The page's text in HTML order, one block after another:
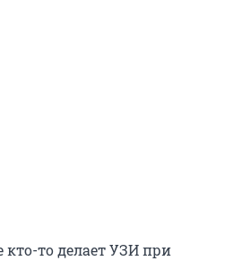
то делает УЗИ при